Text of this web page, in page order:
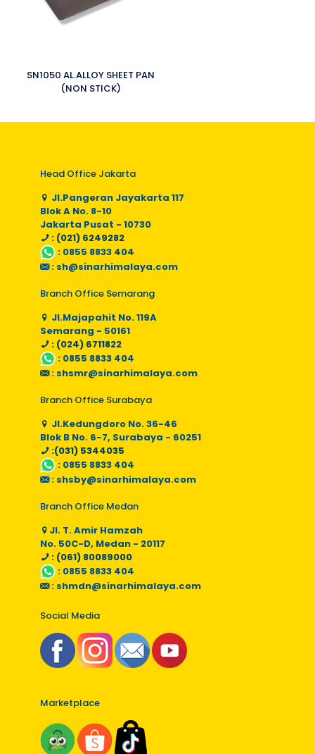
SN1050 AL.ALLOY SHEET PAN
(NON STICK)
Head Office Jakarta
Jl.Pangeran Jayakarta 117
Blok A No. 8-10
Jakarta Pusat - 10730
: (021) 6249282
: 0855 8833 404
: sh@sinarhimalaya.com
Branch Office Semarang
Jl.Majapahit No. 119A
Semarang - 50161
: (024) 6711822
: 0855 8833 404
: shsmr@sinarhimalaya.com
Branch Office Surabaya
Jl.Kedungdoro No. 36-46
Blok B No. 6-7, Surabaya - 60251
:(031) 5344035
: 0855 8833 404
: shsby@sinarhimalaya.com
Branch Office Medan
Jl. T. Amir Hamzah
No. 50C-D, Medan - 20117
: (061) 80089000
: 0855 8833 404
: shmdn@sinarhimalaya.com
Social Media
Marketplace